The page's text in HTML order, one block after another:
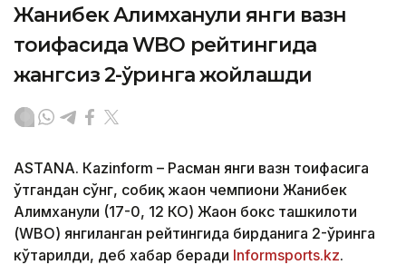
Жанибек Алимханули янги вазн
тоифасида WBO рейтингида
жангсиз 2-ўринга жойлашди
ASTANА. Кazinform – Расман янги вазн тоифасига
ўтгандан сўнг, собиқ жаҳон чемпиони Жанибек
Алимханули (17-0, 12 КО) Жаҳон бокс ташкилоти
(WBО) янгиланган рейтингида бирданига 2-ўринга
кўтарилди, деб хабар беради Informsports.kz.